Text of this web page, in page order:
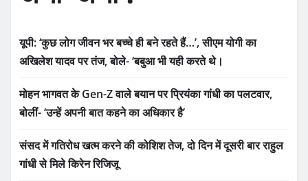
यूपी: ‘कुछ लोग जीवन भर बच्चे ही बने रहते हैं…’, सीएम योगी का
अखिलेश यादव पर तंज, बोले- ‘बबुआ भी यही करते थे।
मोहन भागवत के Gen-Z वाले बयान पर प्रियंका गांधी का पलटवार,
बोलीं- ‘उन्हें अपनी बात कहने का अधिकार है’
संसद में गतिरोध खत्म करने की कोशिश तेज, दो दिन में दूसरी बार राहुल
गांधी से मिले किरेन रिजिजू